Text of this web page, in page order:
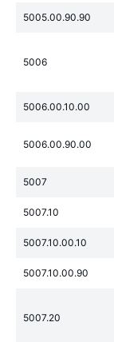
5005.00.90.90
5006
5006.00.10.00
5006.00.90.00
5007
5007.10
5007.10.00.10
5007.10.00.90
5007.20